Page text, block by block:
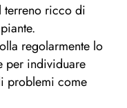
terreno ricco di
regolarmente lo
per individuare
problemi come